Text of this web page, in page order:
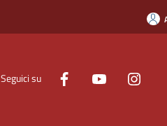
Seguici su